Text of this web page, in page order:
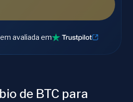
avaliada em
de BTC para